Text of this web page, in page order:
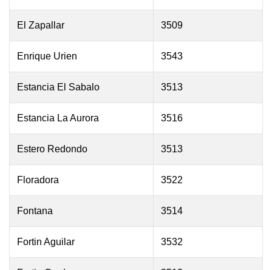
El Zapallar 3509
Enrique Urien 3543
Estancia El Sabalo 3513
Estancia La Aurora 3516
Estero Redondo 3513
Floradora 3522
Fontana 3514
Fortin Aguilar 3532